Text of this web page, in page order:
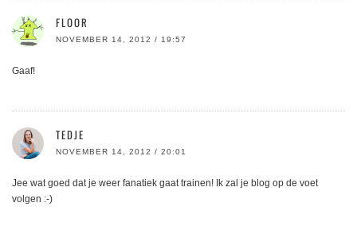
FLOOR
NOVEMBER 14, 2012 / 19:57
Gaaf!
TEDJE
NOVEMBER 14, 2012 / 20:01
Jee wat goed dat je weer fanatiek gaat trainen! Ik zal je blog op de voet
volgen :-)